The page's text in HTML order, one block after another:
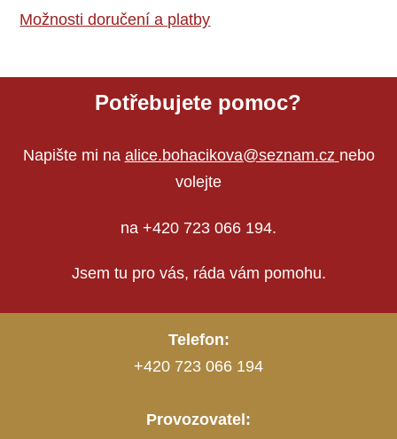
Možnosti doručení a platby
Potřebujete pomoc?
Napište mi na alice.bohacikova@seznam.cz nebo
volejte
na +420 723 066 194.
Jsem tu pro vás, ráda vám pomohu.
Telefon:
+420 723 066 194
Provozovatel: